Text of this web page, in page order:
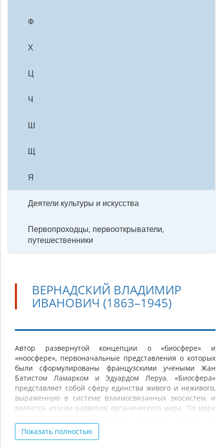
Ф
Х
Ц
Ч
Ш
Щ
Я
Деятели культуры и искусства
Первопроходцы, первооткрыватели,
путешественники
ВЕРНАДСКИЙ ВЛАДИМИР
ИВАНОВИЧ (1863–1945)
Вернадский
Владимир
Иванович
(1863–
1945)
Автор развернутой концепции о «биосфере» и
«ноосфере», первоначальные представления о которых
были сформулированы французскими учеными Жан
Батистом Ламарком и Эдуардом Леруа. «Биосфера»
представляет собой сферу единства живого и неживого,
выраженную в системе взаимосвязанных экосистем, и
является итогом развития органического мира. По мере
частью, стал оказывать на нее серьезное влияние. По
определению В. И. Вернадского, техногенная
Показать полностью